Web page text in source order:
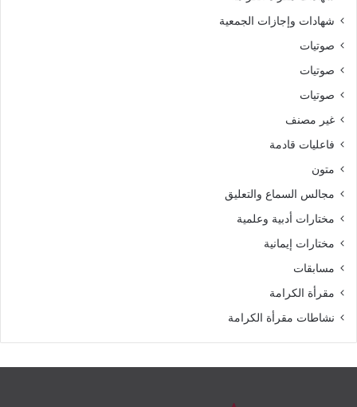
شهادات وإجازات الجمعية
صوتيات
صوتيات
صوتيات
غير مصنف
فاعليات قادمة
متون
مجالس السماع والتعليق
مختارات أدبية وعلمية
مختارات إيمانية
مسابقات
مقرأة الكرامة
نشاطات مقرأة الكرامة